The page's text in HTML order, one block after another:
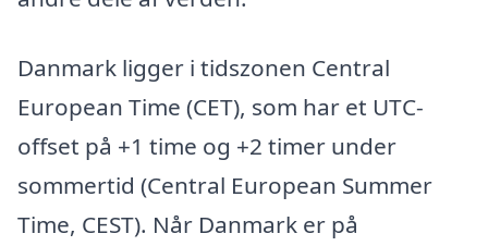
Danmark ligger i tidszonen Central
European Time (CET), som har et UTC-
offset på +1 time og +2 timer under
sommertid (Central European Summer
Time, CEST). Når Danmark er på